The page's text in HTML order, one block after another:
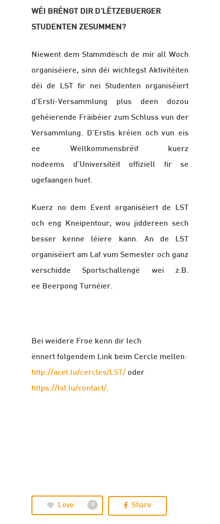
WÉI BRÉNGT DIR D’LËTZEBUERGER
STUDENTEN ZESUMMEN?
Niewent dem Stammdësch de mir all Woch
organiséiere, sinn déi wichtegst Aktivitéiten
déi de LST fir nei Studenten organiséiert
d’Ersti-Versammlung plus deen dozou
gehéierende Fräibéier zum Schluss vun der
Versammlung. D’Erstis kréien och vun eis
ee Wëllkommensbréif kuerz
nodeems d’Universitéit offiziell fir se
ugefaangen huet.
Kuerz no dem Event organiséiert de LST
och eng Kneipentour, wou jiddereen sech
besser kenne léiere kann. An de LST
organiséiert am Laf vum Semester och ganz
verschidde Sportschallengë wei z.B.
ee Beerpong Turnéier.
Bei weidere Froe kenn dir Iech
ënnert folgendem Link beim Cercle mellen:
http://acel.lu/cercles/LST/ oder
https://lst.lu/contact/.
Love 0 Share